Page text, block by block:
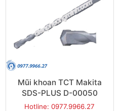
Mũi khoan TCT Makita
SDS-PLUS D-00050
(6x110mm)
Hotline: 0977.9966.27